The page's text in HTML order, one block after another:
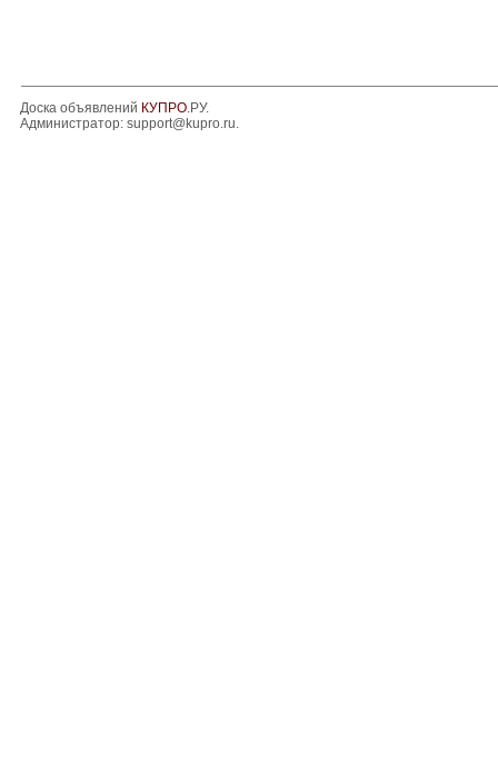
Доска объявлений КУПРО.РУ.
Администратор: support@kupro.ru.